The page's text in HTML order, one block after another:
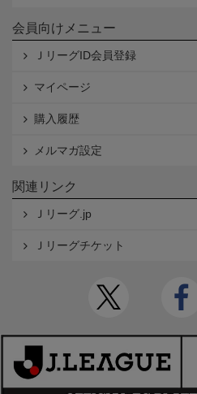
会員向けメニュー
ＪリーグID会員登録
マイページ
購入履歴
メルマガ設定
関連リンク
Ｊリーグ.jp
Ｊリーグチケット